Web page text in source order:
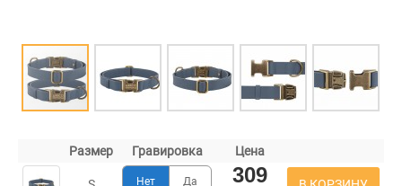
Размер Гравировка Цена
Нет Да 309